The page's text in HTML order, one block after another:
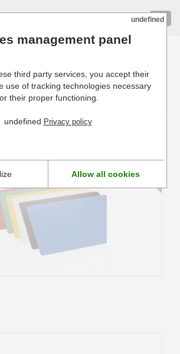
de cuisine pour professionnels
undefined
management panel
third party services, you accept their
use of tracking technologies necessary
their proper functioning.
undefined Privacy policy
Allow all cookies